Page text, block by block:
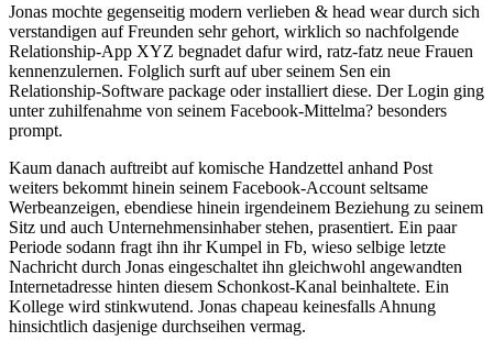
Jonas mochte gegenseitig modern verlieben & head wear durch sich
verstandigen auf Freunden sehr gehort, wirklich so nachfolgende
Relationship-App XYZ begnadet dafur wird, ratz-fatz neue Frauen
kennenzulernen. Folglich surft auf uber seinem Sen ein
Relationship-Software package oder installiert diese. Der Login ging
unter zuhilfenahme von seinem Facebook-Mittelma? besonders
prompt.
Kaum danach auftreibt auf komische Handzettel anhand Post
weiters bekommt hinein seinem Facebook-Account seltsame
Werbeanzeigen, ebendiese hinein irgendeinem Beziehung zu seinem
Sitz und auch Unternehmensinhaber stehen, prasentiert. Ein paar
Periode sodann fragt ihn ihr Kumpel in Fb, wieso selbige letzte
Nachricht durch Jonas eingeschaltet ihn gleichwohl angewandten
Internetadresse hinten diesem Schonkost-Kanal beinhaltete. Ein
Kollege wird stinkwutend. Jonas chapeau keinesfalls Ahnung
hinsichtlich dasjenige durchseihen vermag.